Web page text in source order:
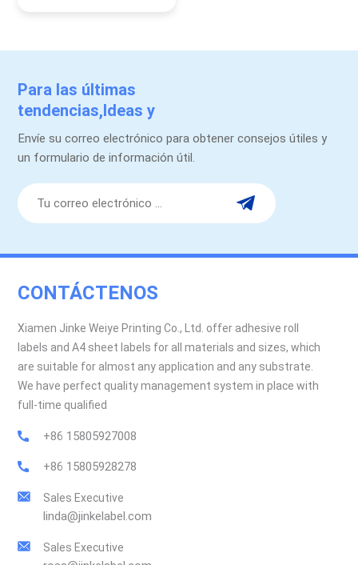
Para las últimas
tendencias,Ideas y
promociones.
Envíe su correo electrónico para obtener consejos útiles y
un formulario de información útil.
CONTÁCTENOS
Xiamen Jinke Weiye Printing Co., Ltd. offer adhesive roll
labels and A4 sheet labels for all materials and sizes, which
are suitable for almost any application and any substrate.
We have perfect quality management system in place with
full-time qualified
+86 15805927008
+86 15805928278
Sales Executive
linda@jinkelabel.com
Sales Executive